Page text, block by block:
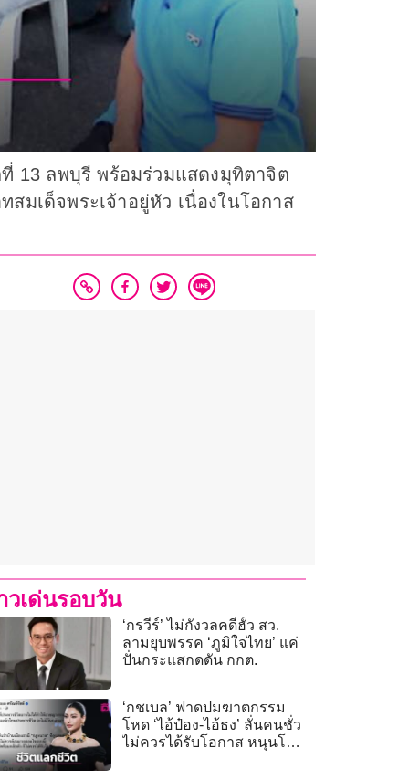
13 ลพบุรี พร้อมร่วมแสดงมุทิตาจิต
มเด็จพระเจ้าอยู่หัว เนื่องในโอกาส
วเด่นรอบวัน
‘กรวีร์’ ไม่กังวลคดีฮั้ว สว.
ลามยุบพรรค ‘ภูมิใจไทย’ แค่
ปั่นกระแสกดดัน กกต.
‘กชเบล’ ฟาดปมฆาตกรรม
โหด ‘ไอ้ป๋อง-ไอ้ธง’ ลั่นคนชั่ว
ไม่ควรได้รับโอกาส หนุนโทษ